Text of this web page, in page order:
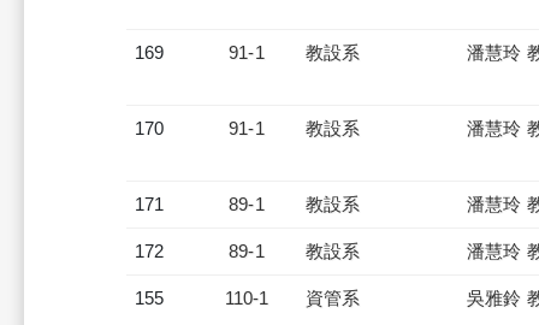
169 91-1 教設系 潘慧玲
170 91-1 教設系 潘慧玲
171 89-1 教設系 潘慧玲
172 89-1 教設系 潘慧玲
155 110-1 資管系 吳雅鈴